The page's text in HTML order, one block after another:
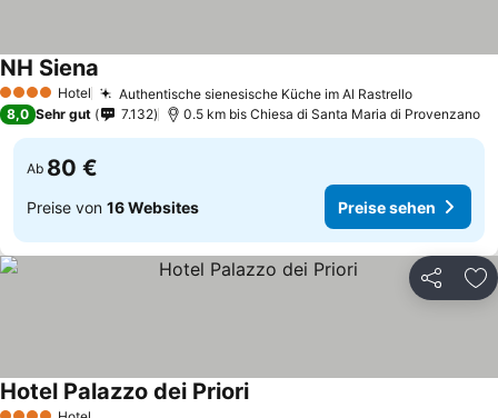
4 Sterne Hotel Authentische sienesische Küche im Al RastrelloPreise
NH Siena
8,0 Sehr gut 7.132 0.5 km bis Chiesa di Santa Maria di Provenzano
Ab 80 €
Preise von 16 Websites Preise sehen
Teilen
Hotel Palazzo dei PrioriPreise sehen